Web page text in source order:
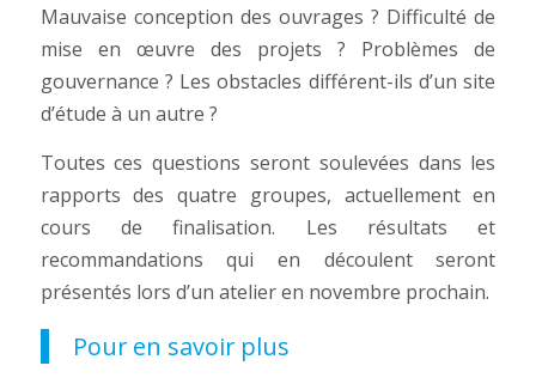
Mauvaise conception des ouvrages ? Difficulté de
mise en œuvre des projets ? Problèmes de
gouvernance ? Les obstacles différent-ils d’un site
d’étude à un autre ?
Toutes ces questions seront soulevées dans les
rapports des quatre groupes, actuellement en
cours de finalisation. Les résultats et
recommandations qui en découlent seront
présentés lors d’un atelier en novembre prochain.
Pour en savoir plus